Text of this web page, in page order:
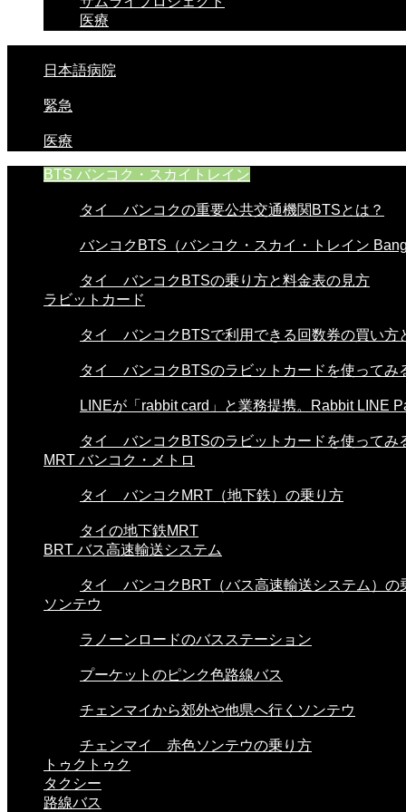
医療
日本語病院
緊急
医療
BTS バンコク・スカイトレイン
タイ バンコクの重要公共交通機関BTSとは？
バンコクBTS（バンコク・スカイ・トレイン
タイ バンコクBTSの乗り方と料金表の見方
ラビットカード
タイ バンコクBTSで利用できる回数券の買い方
タイ バンコクBTSのラビットカードを使ってみ
LINEが「rabbit card」と業務提携。Rabbit LINE
タイ バンコクBTSのラビットカードを使ってみ
MRT バンコク・メトロ
タイ バンコクMRT（地下鉄）の乗り方
タイの地下鉄MRT
BRT バス高速輸送システム
タイ バンコクBRT（バス高速輸送システム）の
ソンテウ
ラノーンロードのバスステーション
プーケットのピンク色路線バス
チェンマイから郊外や他県へ行くソンテウ
チェンマイ 赤色ソンテウの乗り方
トゥクトゥク
タクシー
路線バス